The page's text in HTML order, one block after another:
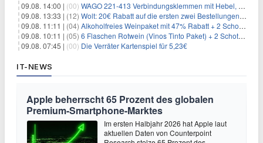
09.08. 14:00 | (00) WAGO 221-413 Verbindungsklemmen mit Hebel, 50 Stück für 14,99€
09.08. 13:33 | (12) Wolt: 20€ Rabatt auf die ersten zwei Bestellungen für Neukunden
09.08. 11:11 | (04) Alkoholfreies Weinpaket mit 47% Rabatt + 2 Schott Zwiesel Gläser GRATIS für 29,99€
09.08. 10:11 | (05) 6 Flaschen Rotwein (Vinos Tinto Paket) + 2 Schott Zwiesel Gläser für 25,99€ inkl. Versand
09.08. 07:45 | (00) Die Verräter Kartenspiel für 5,23€
IT-NEWS
Apple beherrscht 65 Prozent des globalen
Premium-Smartphone-Marktes
Im ersten Halbjahr 2026 hat Apple laut
aktuellen Daten von Counterpoint